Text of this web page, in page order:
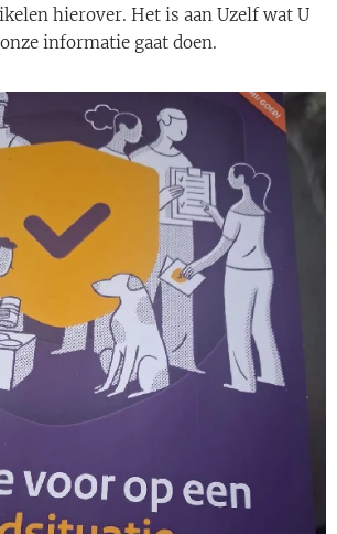
hierover. Het is aan Uzelf wat U
informatie gaat doen.